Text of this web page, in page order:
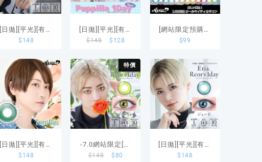
[日拋][平光][有度
數]Etia. 1 Day
Zircon 10片裝
$ 148
[日拋][平光][有度
數]日本Puppilla
隱形眼鏡
$148 $ 128
[網站限定預購商
品]任選四盒$320
DAY UV彩色隱形
眼鏡
$99
[日拋][平光][有度
數]Assist 1Day
$ 148
特價
-7.0網站限定[日
拋][平光][有度
$148 $80
[日拋][平光][有度
數]Etia. 1 Day
$ 148